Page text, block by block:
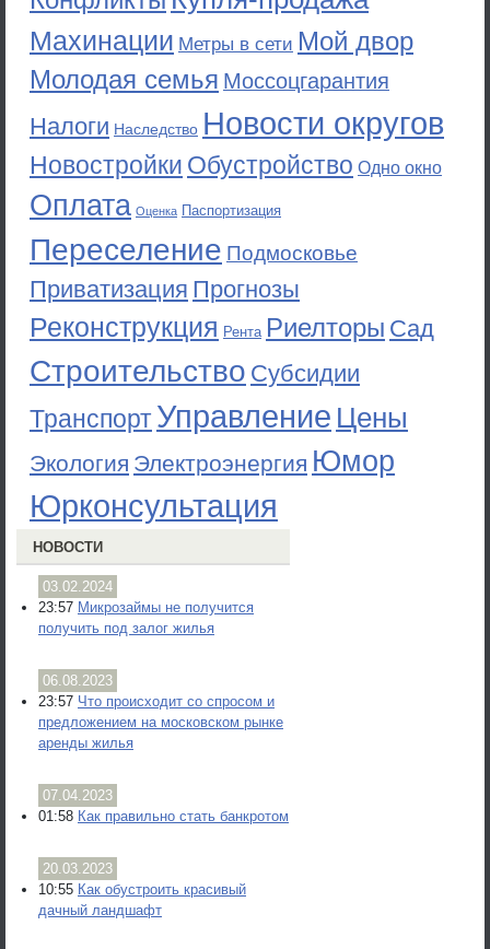
Махинации Метры в сети Мой двор
Молодая семья Моссоцгарантия
Налоги Наследство Новости округов
Новостройки Обустройство Одно окно
Оплата Оценка Паспортизация
Переселение Подмосковье
Приватизация Прогнозы
Реконструкция Рента Риелторы Сад
Строительство Субсидии
ТранспортУправление Цены
Экология Электроэнергия Юмор
Юрконсультация
НОВОСТИ
03.02.2024
23:57 Микрозаймы не получится
получить под залог жилья
06.08.2023
23:57 Что происходит со спросом и
предложением на московском рынке
аренды жилья
07.04.2023
01:58 Как правильно стать банкротом
20.03.2023
10:55 Как обустроить красивый
дачный ландшафт